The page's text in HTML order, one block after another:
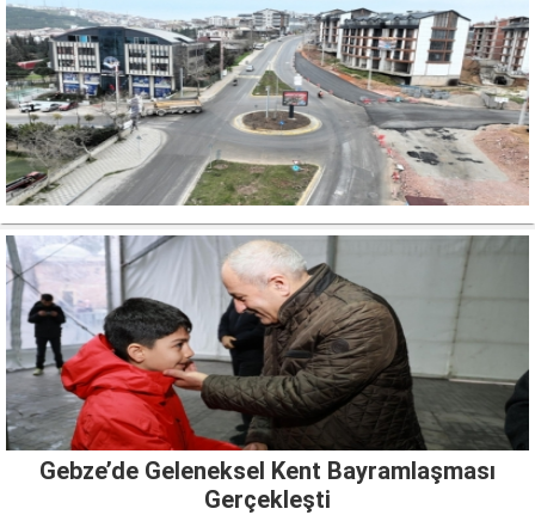
Gebze’de Geleneksel Kent Bayramlaşması
Gerçekleşti